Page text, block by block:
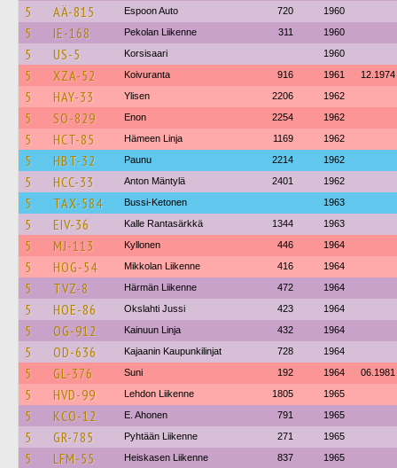
5 AÄ-815 Espoon Auto 720 1960
5 IE-168 Pekolan Liikenne 311 1960
5 US-5 Korsisaari 1960
5 XZA-52 Koivuranta 916 1961 12.1974
5 HAY-33 Ylisen 2206 1962
5 SO-829 Enon 2254 1962
5 HCT-85 Hämeen Linja 1169 1962
5 HBT-32 Paunu 2214 1962
5 HCC-33 Anton Mäntylä 2401 1962
5 TAX-584 Bussi-Ketonen 1963
5 EIV-36 Kalle Rantasärkkä 1344 1963
5 MJ-113 Kyllonen 446 1964
5 HOG-54 Mikkolan Liikenne 416 1964
5 TVZ-8 Härmän Liikenne 472 1964
5 HOE-86 Okslahti Jussi 423 1964
5 OG-912 Kainuun Linja 432 1964
5 OD-636 Kajaanin Kaupunkilinjat 728 1964
5 GL-376 Suni 192 1964 06.1981
5 HVD-99 Lehdon Liikenne 1805 1965
5 KCO-12 E. Ahonen 791 1965
5 GR-785 Pyhtään Liikenne 271 1965
5 LFM-55 Heiskasen Liikenne 837 1965